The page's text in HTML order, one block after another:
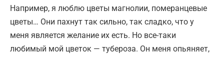
Например, я люблю цветы магнолии, померанцевые
цветы… Они пахнут так сильно, так сладко, что у
меня является желание их есть. Но все-таки
любимый мой цветок — тубероза. Он меня опьяняет,